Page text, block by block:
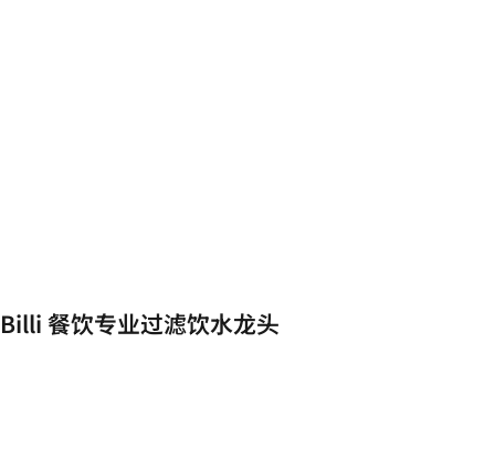
Billi 餐饮专业过滤饮水龙头